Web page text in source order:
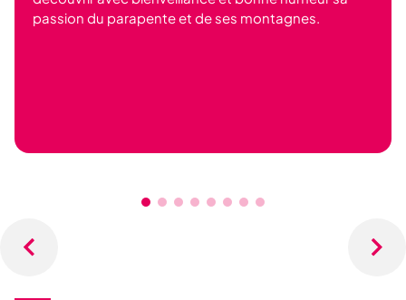
passion du parapente et de ses montagnes.